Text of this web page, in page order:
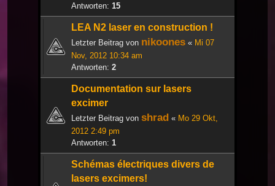
Antworten: 15
LEA N2 laser en construction !
Letzter Beitrag von nikoones « Mi 07
Nov, 2012 10:34 am
Antworten: 2
Documentation sur lasers
excimer
Letzter Beitrag von shrad « Mo 29 Okt,
2012 2:49 pm
Antworten: 1
Schémas électriques divers de
lasers excimers!